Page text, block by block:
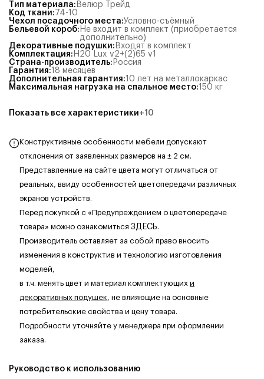
Тип материала: Велюр Трейд
Код ткани: 74-10
Чехол посадочного места:Условно-съёмный
Бельевой короб: Не входит в комплект (приобретается
дополнительно)
Декоративные подушки: Входят в комплект
Комплектация: Н20 Lux v2+(2)65 v1
Страна-производитель: Россия
Гарантия:18 месяцев
Дополнительная гарантия:10 лет на металлокаркас
Максимальная нагрузка на спальное место:150 кг
Показать все характеристики+10
Конструктивные особенности мебели допускают
отклонения от заявленных размеров на ± 2 см.
Представленные на сайте цвета могут отличаться от
реальных, ввиду особенностей цветопередачи различных
экранов устройств.
Перед покупкой с «Предупреждением о цветопередаче
товара» можно ознакомиться ЗДЕСЬ.
Производитель оставляет за собой право вносить
изменения в конструктив и технологию изготовления
моделей,
в т.ч. менять цвет и материал комплектующих и
декоративных подушек, не влияющие на основные
потребительские свойства и цену товара.
Подробности уточняйте у менеджера при оформлении
заказа.
Руководство к использованию